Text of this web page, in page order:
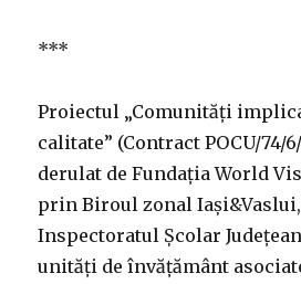
***
Proiectul „Comunități
calitate” (Contract POCU/74/6/
derulat de Fundația World
prin Biroul zonal
Inspectoratul Școlar
unități de învățământ